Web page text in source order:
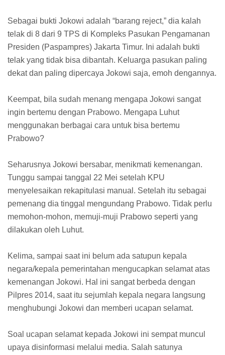
Sebagai bukti Jokowi adalah “barang reject,” dia kalah
telak di 8 dari 9 TPS di Kompleks Pasukan Pengamanan
Presiden (Paspampres) Jakarta Timur. Ini adalah bukti
telak yang tidak bisa dibantah. Keluarga pasukan paling
dekat dan paling dipercaya Jokowi saja, emoh dengannya.
Keempat, bila sudah menang mengapa Jokowi sangat
ingin bertemu dengan Prabowo. Mengapa Luhut
menggunakan berbagai cara untuk bisa bertemu
Prabowo?
Seharusnya Jokowi bersabar, menikmati kemenangan.
Tunggu sampai tanggal 22 Mei setelah KPU
menyelesaikan rekapitulasi manual. Setelah itu sebagai
pemenang dia tinggal mengundang Prabowo. Tidak perlu
memohon-mohon, memuji-muji Prabowo seperti yang
dilakukan oleh Luhut.
Kelima, sampai saat ini belum ada satupun kepala
negara/kepala pemerintahan mengucapkan selamat atas
kemenangan Jokowi. Hal ini sangat berbeda dengan
Pilpres 2014, saat itu sejumlah kepala negara langsung
menghubungi Jokowi dan memberi ucapan selamat.
Soal ucapan selamat kepada Jokowi ini sempat muncul
upaya disinformasi melalui media. Salah satunya